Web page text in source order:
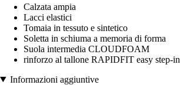
Calzata ampia
Lacci elastici
Tomaia in tessuto e sintetico
Soletta in schiuma a memoria di forma
Suola intermedia CLOUDFOAM
rinforzo al tallone RAPIDFIT easy step-in
Informazioni aggiuntive